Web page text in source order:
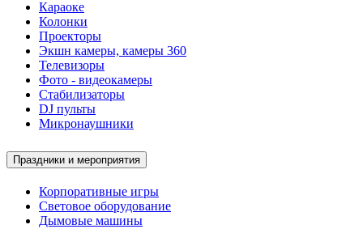
Караоке
Колонки
Проекторы
Экшн камеры, камеры 360
Телевизоры
Фото - видеокамеры
Стабилизаторы
DJ пульты
Микронаушники
Праздники и мероприятия
Корпоративные игры
Световое оборудование
Дымовые машины